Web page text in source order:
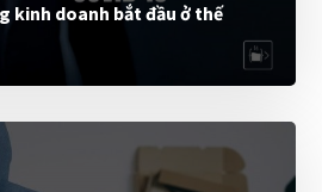
kinh doanh bắt đầu ở thế